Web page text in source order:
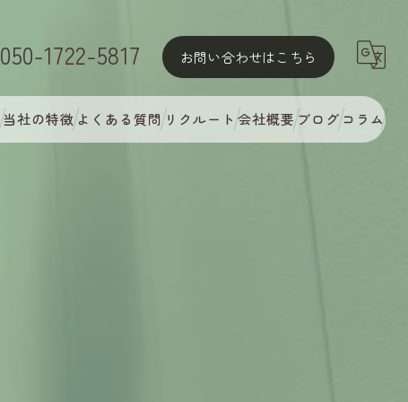
050-1722-5817 お問い合わせはこちら
当社の特徴よくある質問リクルート 会社概要ブログコラム